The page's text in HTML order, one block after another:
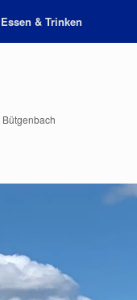
Essen & Trinken
Bütgenbach